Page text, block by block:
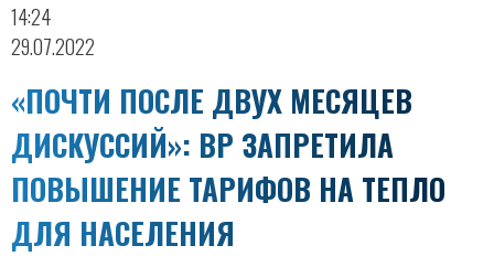
14:24
29.07.2022
«ПОЧТИ ПОСЛЕ ДВУХ МЕСЯЦЕВ
ДИСКУССИЙ»: ВР ЗАПРЕТИЛА
ПОВЫШЕНИЕ ТАРИФОВ НА ТЕПЛО
ДЛЯ НАСЕЛЕНИЯ